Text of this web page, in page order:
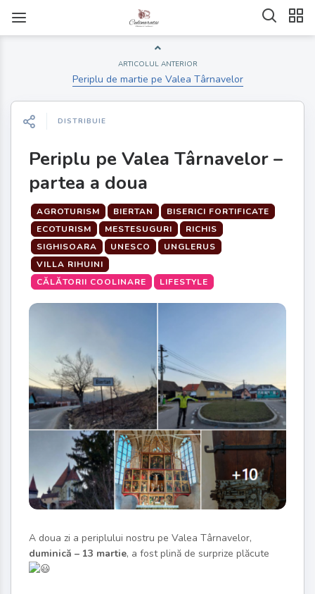
ARTICOLUL ANTERIOR
Periplu de martie pe Valea Târnavelor
DISTRIBUIE
Periplu pe Valea Târnavelor –
partea a doua
AGROTURISM BIERTAN
BISERICI FORTIFICATE
ECOTURISM
MESTESUGURI
RICHIS
SIGHISOARA
UNESCO
UNGLERUS
VILLA RIHUINI
CĂLĂTORII COOLINARE
LIFESTYLE
A doua zi a periplului nostru pe Valea Târnavelor,
duminică – 13 martie, a fost plină de surprize plăcute